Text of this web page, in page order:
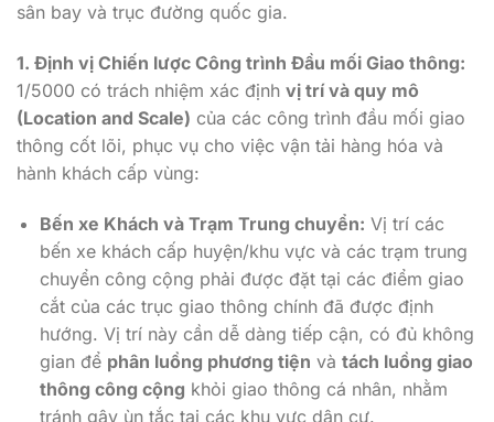
sân bay và trục đường quốc gia.
1. Định vị Chiến lược Công trình Đầu mối Giao thông:
1/5000 có trách nhiệm xác định vị trí và quy mô
(Location and Scale) của các công trình đầu mối giao
thông cốt lõi, phục vụ cho việc vận tải hàng hóa và
hành khách cấp vùng:
Bến xe Khách và Trạm Trung chuyển: Vị trí các
bến xe khách cấp huyện/khu vực và các trạm trung
chuyển công cộng phải được đặt tại các điểm giao
cắt của các trục giao thông chính đã được định
hướng. Vị trí này cần dễ dàng tiếp cận, có đủ không
gian để phân luồng phương tiện và tách luồng giao
thông công cộng khỏi giao thông cá nhân, nhằm
tránh gây ùn tắc tại các khu vực dân cư.